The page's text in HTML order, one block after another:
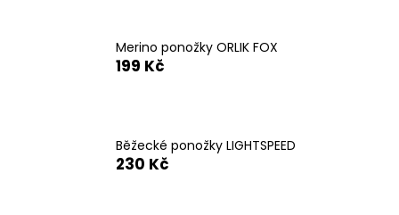
Merino ponožky ORLIK FOX
199 Kč
Běžecké ponožky LIGHTSPEED
230 Kč